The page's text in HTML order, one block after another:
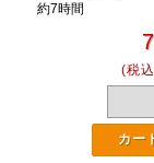
約7時間
(税